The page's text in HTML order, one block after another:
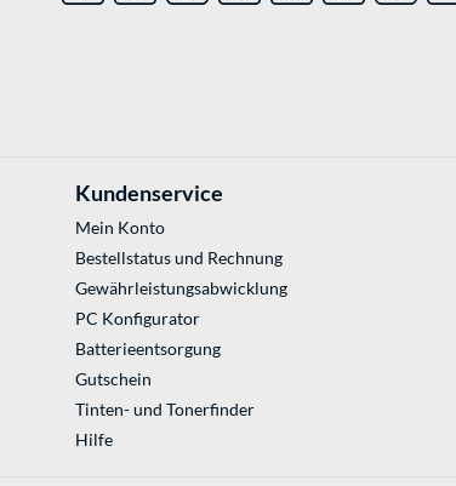
Kundenservice
Mein Konto
Bestellstatus und Rechnung
Gewährleistungsabwicklung
PC Konfigurator
Batterieentsorgung
Gutschein
Tinten- und Tonerfinder
Hilfe